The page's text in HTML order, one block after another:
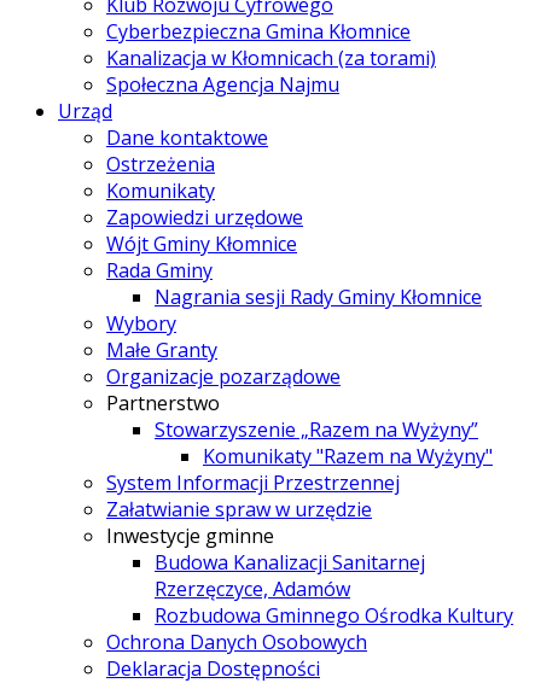
Cyberbezpieczna Gmina Kłomnice
Kanalizacja w Kłomnicach (za torami)
Społeczna Agencja Najmu
Urząd
Dane kontaktowe
Ostrzeżenia
Komunikaty
Zapowiedzi urzędowe
Wójt Gminy Kłomnice
Rada Gminy
Nagrania sesji Rady Gminy Kłomnice
Wybory
Małe Granty
Organizacje pozarządowe
Partnerstwo
Stowarzyszenie „Razem na Wyżyny”
Komunikaty "Razem na Wyżyny"
System Informacji Przestrzennej
Załatwianie spraw w urzędzie
Inwestycje gminne
Budowa Kanalizacji Sanitarnej
Rzerzęczyce, Adamów
Rozbudowa Gminnego Ośrodka Kultury
Ochrona Danych Osobowych
Deklaracja Dostępności